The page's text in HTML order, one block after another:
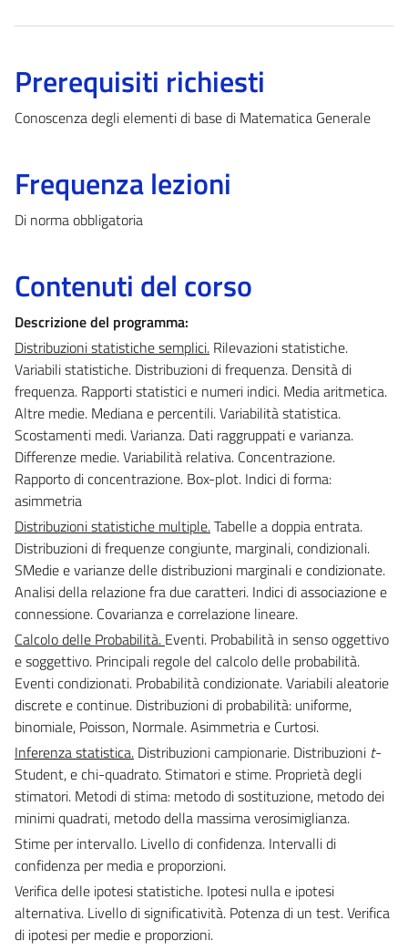
Prerequisiti richiesti
Conoscenza degli elementi di base di Matematica Generale
Frequenza lezioni
Di norma obbligatoria
Contenuti del corso
Descrizione del programma:
Distribuzioni statistiche semplici. Rilevazioni statistiche.
Variabili statistiche. Distribuzioni di frequenza. Densità di
frequenza. Rapporti statistici e numeri indici. Media aritmetica.
Altre medie. Mediana e percentili. Variabilità statistica.
Scostamenti medi. Varianza. Dati raggruppati e varianza.
Differenze medie. Variabilità relativa. Concentrazione.
Rapporto di concentrazione. Box-plot. Indici di forma:
asimmetria
Distribuzioni statistiche multiple.Tabelle a doppia entrata.
Distribuzioni di frequenze congiunte, marginali, condizionali.
SMedie e varianze delle distribuzioni marginali e condizionate.
Analisi della relazione fra due caratteri. Indici di associazione e
connessione. Covarianza e correlazione lineare.
Calcolo delle Probabilità. Eventi. Probabilità in senso oggettivo
e soggettivo. Principali regole del calcolo delle probabilità.
Eventi condizionati. Probabilità condizionate. Variabili aleatorie
discrete e continue. Distribuzioni di probabilità: uniforme,
binomiale, Poisson, Normale. Asimmetria e Curtosi.
Inferenza statistica. Distribuzioni campionarie. Distribuzioni t-
Student, e chi-quadrato. Stimatori e stime. Proprietà degli
stimatori. Metodi di stima: metodo di sostituzione, metodo dei
minimi quadrati, metodo della massima verosimiglianza.
Stime per intervallo. Livello di confidenza. Intervalli di
confidenza per media e proporzioni.
Verifica delle ipotesi statistiche. Ipotesi nulla e ipotesi
alternativa. Livello di significatività. Potenza di un test. Verifica
di ipotesi per medie e proporzioni.